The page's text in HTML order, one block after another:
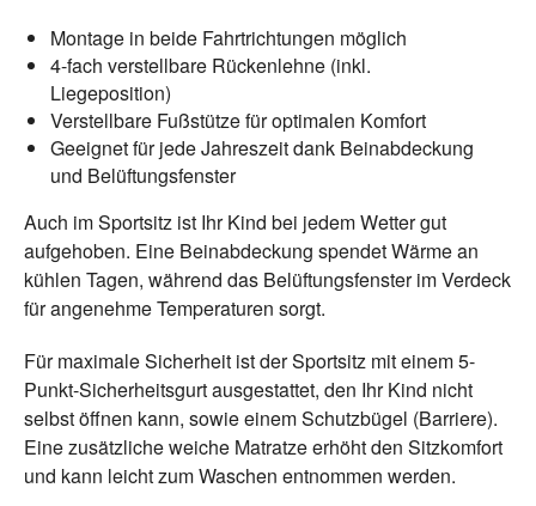
Montage in beide Fahrtrichtungen möglich
4-fach verstellbare Rückenlehne (inkl.
Liegeposition)
Verstellbare Fußstütze für optimalen Komfort
Geeignet für jede Jahreszeit dank Beinabdeckung
und Belüftungsfenster
Auch im Sportsitz ist Ihr Kind bei jedem Wetter gut
aufgehoben. Eine Beinabdeckung spendet Wärme an
kühlen Tagen, während das Belüftungsfenster im Verdeck
für angenehme Temperaturen sorgt.
Für maximale Sicherheit ist der Sportsitz mit einem 5-
Punkt-Sicherheitsgurt ausgestattet, den Ihr Kind nicht
selbst öffnen kann, sowie einem Schutzbügel (Barriere).
Eine zusätzliche weiche Matratze erhöht den Sitzkomfort
und kann leicht zum Waschen entnommen werden.